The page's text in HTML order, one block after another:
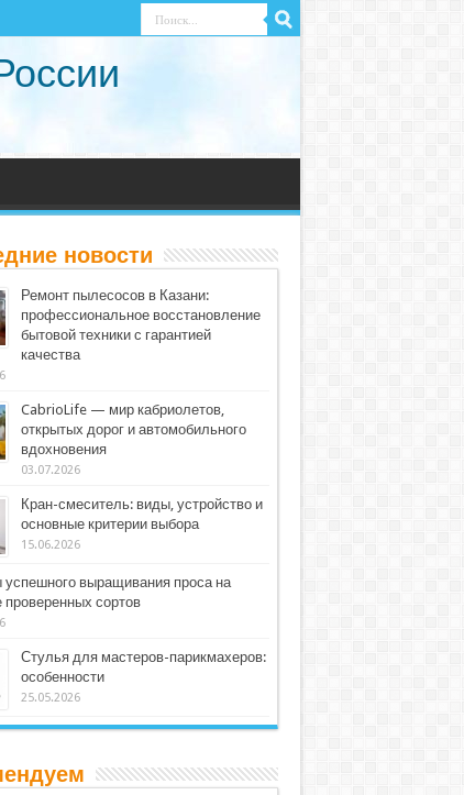
новости
Ремонт пылесосов в Казани:
профессиональное восстановление
бытовой техники с гарантией
качества
CabrioLife — мир кабриолетов,
открытых дорог и автомобильного
вдохновения
03.07.2026
Кран-смеситель: виды, устройство и
основные критерии выбора
15.06.2026
успешного выращивания проса на
проверенных сортов
Стулья для мастеров-парикмахеров:
особенности
25.05.2026